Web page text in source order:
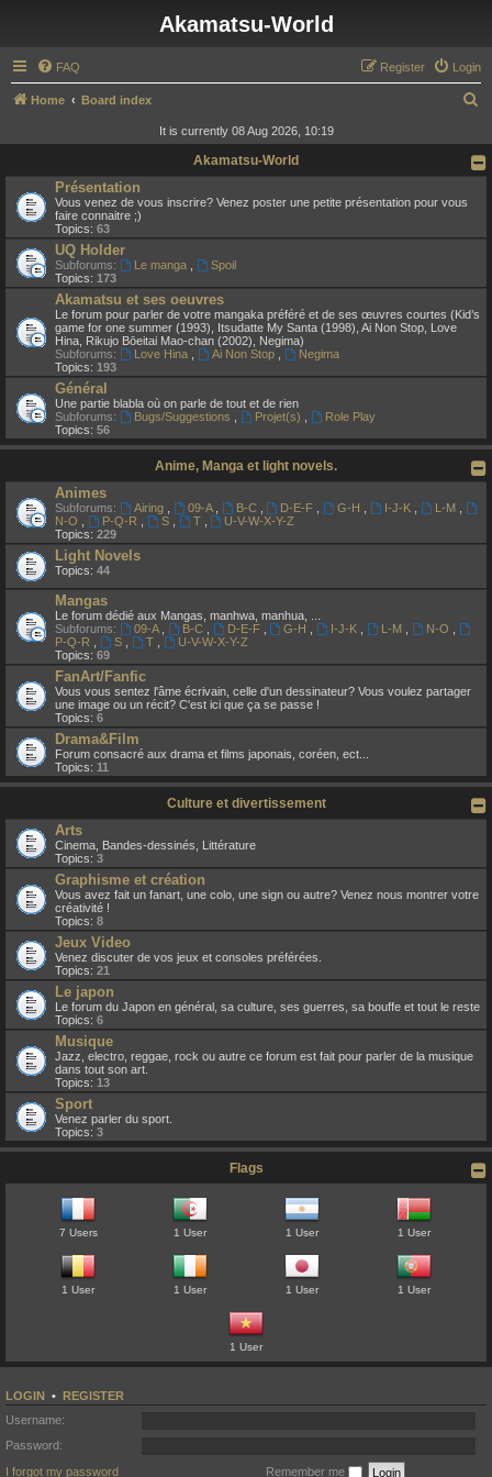
Akamatsu-World
FAQ Login
Register
Home Board index
r
It is currently 08 Aug 2026, 10:19
Akamatsu-World
Présentation
Vous venez de vous inscrire? Venez poster une petite présentation pour vous
faire connaitre ;)
Topics: 63
UQ Holder
Subforums: Le manga
Spoil
Topics: 173
Akamatsu et ses oeuvres
Le forum pour parler de votre mangaka préféré et de ses œuvres courtes (Kid’s
game for one summer (1993), Itsudatte My Santa (1998), Ai Non Stop, Love
Hina, Rikujo Bōeitai Mao-chan (2002), Negima)
Subforums:
Love Hina Ai Non Stop
Negima
Topics: 193
Général
Une partie blabla où on parle de tout et de rien
Subforums:
Bugs/Suggestions Projet(s)
Role Play
Topics: 56
Anime, Manga et light novels.
Animes
Subforums: Airing 09-A B-C D-E-F G-H I-J-K L-M
N-O
P-Q-R S T
U-V-W-X-Y-Z
Topics: 229
Light Novels
Topics: 44
Mangas
Le forum dédié aux Mangas, manhwa, manhua, ...
Subforums:
09-A B-C D-E-F G-H I-J-K L-M N-O
P-Q-R
S T
U-V-W-X-Y-Z
Topics: 69
FanArt/Fanfic
Vous vous sentez l'âme écrivain, celle d'un dessinateur? Vous voulez partager
une image ou un récit? C'est ici que ça se passe !
Topics: 6
Drama&Film
Forum consacré aux drama et films japonais, coréen, ect...
Topics: 11
Culture et divertissement
Arts
Cinema, Bandes-dessinés, Littérature
Topics: 3
Graphisme et création
Vous avez fait un fanart, une colo, une sign ou autre? Venez nous montrer votre
créativité !
Topics: 8
Jeux Video
Venez discuter de vos jeux et consoles préférées.
Topics: 21
Le japon
Le forum du Japon en général, sa culture, ses guerres, sa bouffe et tout le reste
Topics: 6
Musique
Jazz, electro, reggae, rock ou autre ce forum est fait pour parler de la musique
dans tout son art.
Topics: 13
Sport
Venez parler du sport.
Topics: 3
Flags
7 Users 1 User 1 User 1 User
1 User 1 User 1 User 1 User
1 User
LOGIN • REGISTER
Username:
Password:
I forgot my password
Remember me